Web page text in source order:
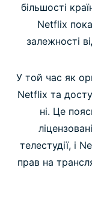
більшості
Netflix
залежності
У той час як
Netflix та
ні. Це
телестудії, і
прав на